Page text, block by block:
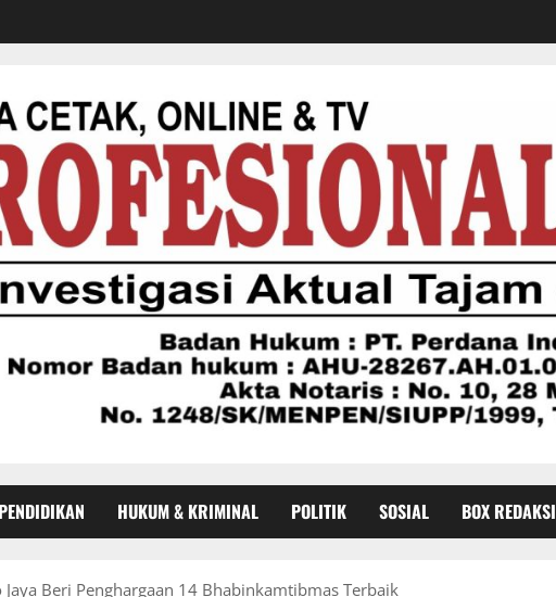
PENDIDIKAN HUKUM & KRIMINAL POLITIK SOSIAL BOX REDAKSI
Beri Penghargaan 14 Bhabinkamtibmas Terbaik